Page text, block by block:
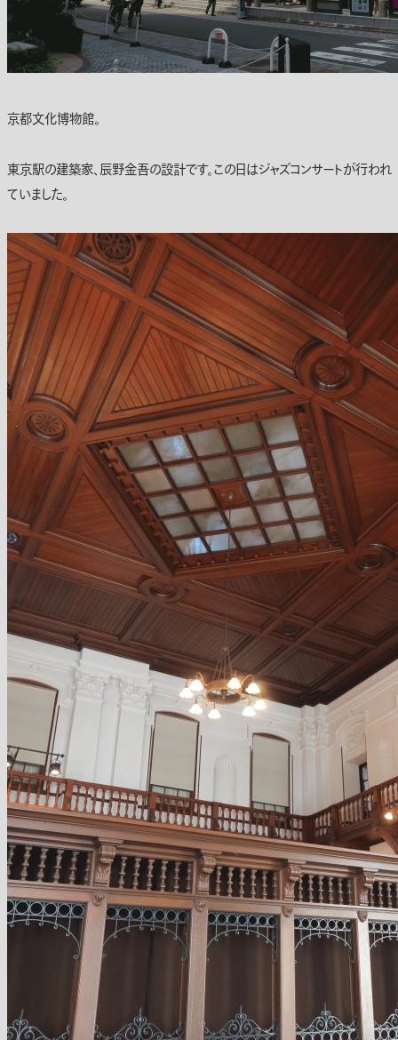
京都文化博物館。
東京駅の建築家、辰野金吾の設計です。この日はジャズコンサートが行われ
ていました。